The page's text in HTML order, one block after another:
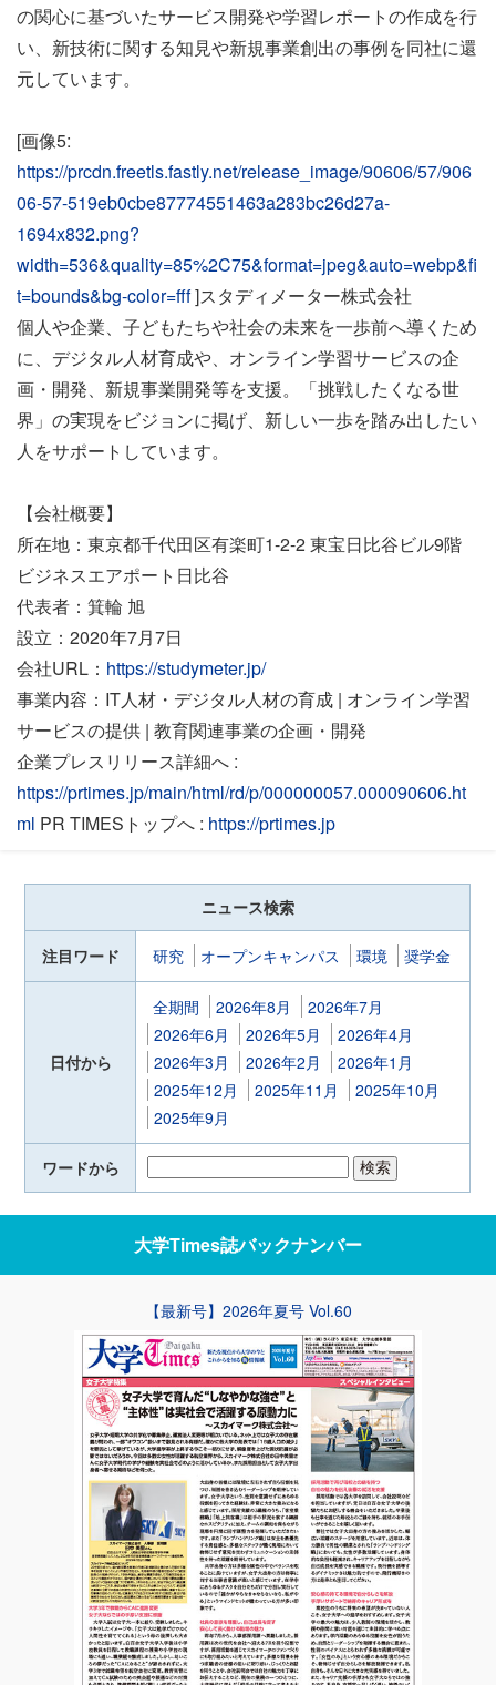
の関心に基づいたサービス開発や学習レポートの作成を行
い、新技術に関する知見や新規事業創出の事例を同社に還
元しています。
[画像5:
https://prcdn.freetls.fastly.net/release_image/90606/57/906
06-57-519eb0cbe87774551463a283bc26d27a-
1694x832.png?
width=536&quality=85%2C75&format=jpeg&auto=webp&fi
t=bounds&bg-color=fff]スタディメーター株式会社
個人や企業、子どもたちや社会の未来を一歩前へ導くため
に、デジタル人材育成や、オンライン学習サービスの企
画・開発、新規事業開発等を支援。「挑戦したくなる世
界」の実現をビジョンに掲げ、新しい一歩を踏み出したい
人をサポートしています。
【会社概要】
所在地：東京都千代田区有楽町1-2-2 東宝日比谷ビル9階
ビジネスエアポート日比谷
代表者：箕輪 旭
設立：2020年7月7日
会社URL： https://studymeter.jp/
事業内容：IT人材・デジタル人材の育成 | オンライン学習
サービスの提供 | 教育関連事業の企画・開発
企業プレスリリース詳細へ :
https://prtimes.jp/main/html/rd/p/000000057.000090606.ht
ml PR TIMESトップへ : https://prtimes.jp
ニュース検索
注目ワード 研究 オープンキャンパス 環境 奨学金
日付から
全期間 2026年8月
2026年7月
2026年6月
2026年5月
2026年4月
2026年3月
2026年2月
2026年1月
2025年12月
2025年11月
2025年10月
2025年9月
ワードから
大学Times誌バックナンバー
【最新号】2026年夏号 Vol.60